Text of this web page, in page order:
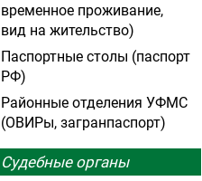
временное проживание,
вид на жительство)
Паспортные столы (паспорт
РФ)
Районные отделения УФМС
(ОВИРы, загранпаспорт)
Судебные органы